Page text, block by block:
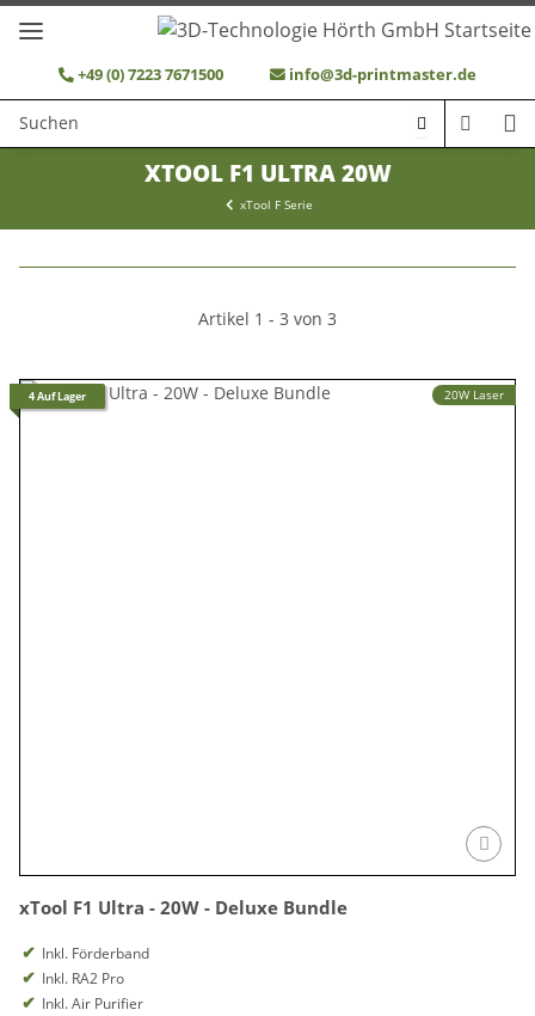
+49 (0) 7223 7671500 info@3d-printmaster.de
XTOOL F1 ULTRA 20W
xTool F Serie
Artikel 1 - 3 von 3
20W Laser
4 Auf Lager
xTool F1 Ultra - 20W - Deluxe Bundle
Inkl. Förderband
Inkl. RA2 Pro
Inkl. Air Purifier